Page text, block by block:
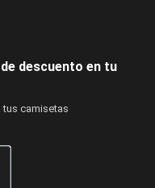
descuento en tu
tus camisetas